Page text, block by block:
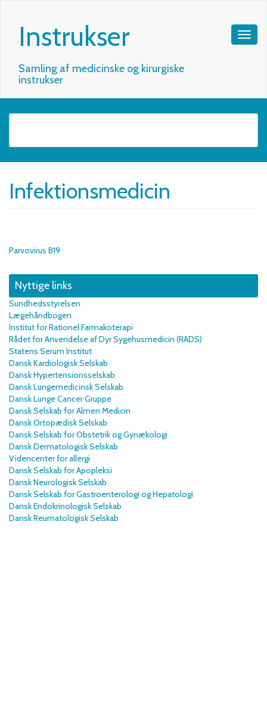
Instrukser
Samling af medicinske og kirurgiske
instrukser
Infektionsmedicin
Parvovirus B19
Nyttige links
Sundhedsstyrelsen
Lægehåndbogen
Institut for Rationel Farmakoterapi
Rådet for Anvendelse af Dyr Sygehusmedicin (RADS)
Statens Serum Institut
Dansk Kardiologisk Selskab
Dansk Hypertensionsselskab
Dansk Lungemedicinsk Selskab
Dansk Lunge Cancer Gruppe
Dansk Selskab for Almen Medicin
Dansk Ortopædisk Selskab
Dansk Selskab for Obstetrik og Gynækologi
Dansk Dermatologisk Selskab
Videncenter for allergi
Dansk Selskab for Apopleksi
Dansk Neurologisk Selskab
Dansk Selskab for Gastroenterologi og Hepatologi
Dansk Endokrinologisk Selskab
Dansk Reumatologisk Selskab